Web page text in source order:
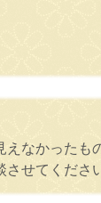
なかった
せてくださ